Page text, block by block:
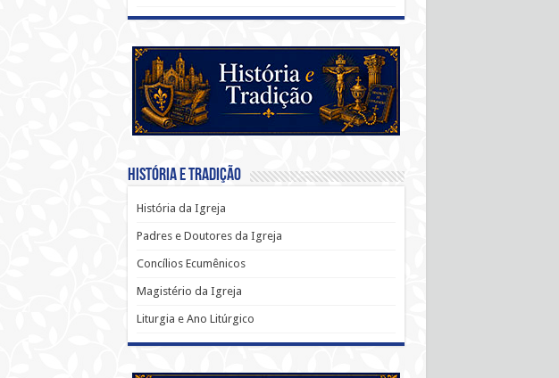
História e Tradição
História da Igreja
Padres e Doutores da Igreja
Concílios Ecumênicos
Magistério da Igreja
Liturgia e Ano Litúrgico